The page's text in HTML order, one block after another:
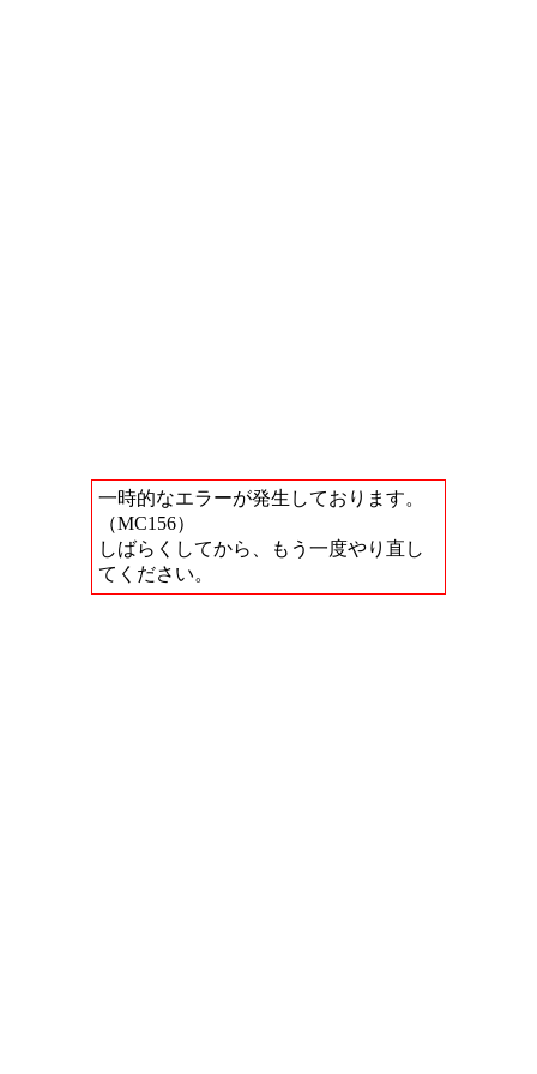
一時的なエラーが発生しております。
（MC156）
しばらくしてから、もう一度やり直し
てください。